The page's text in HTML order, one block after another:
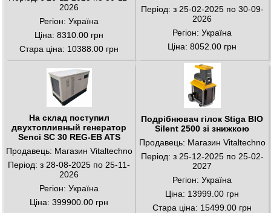
2026
Регіон: Україна
Ціна: 8310.00 грн
Стара ціна: 10388.00 грн
Період: з 25-02-2025 по 30-09-
2026
Регіон: Україна
Ціна: 8052.00 грн
На склад поступил
двухтопливный генератор
Senci SC 30 REG-EB ATS
Продавець: Магазин Vitaltechno
Період: з 28-08-2025 по 25-11-
2026
Регіон: Україна
Ціна: 399900.00 грн
Подрібнювач гілок Stiga BIO
Silent 2500 зі знижкою
Продавець: Магазин Vitaltechno
Період: з 25-12-2025 по 25-02-
2027
Регіон: Україна
Ціна: 13999.00 грн
Стара ціна: 15499.00 грн